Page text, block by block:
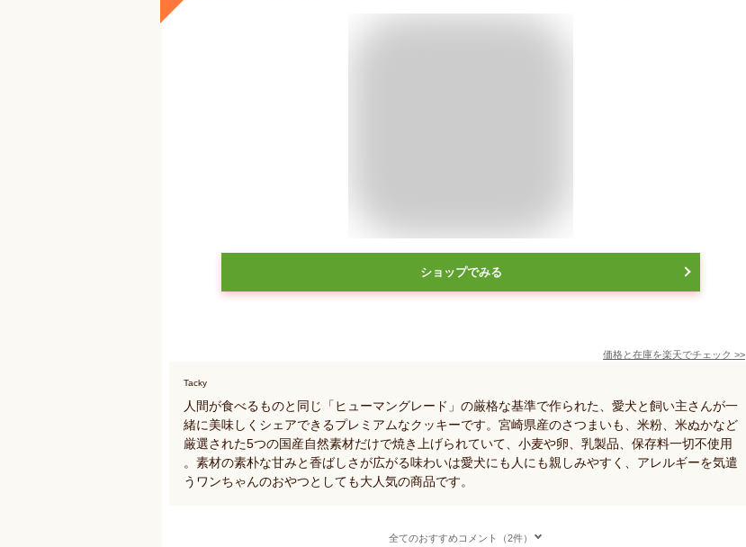
ショップでみる
価格と在庫を楽天でチェック >>
Tacky
人間が食べるものと同じ「ヒューマングレード」の厳格な基準で作られた、愛犬と飼い主さんが一
緒に美味しくシェアできるプレミアムなクッキーです。宮崎県産のさつまいも、米粉、米ぬかなど
厳選された5つの国産自然素材だけで焼き上げられていて、小麦や卵、乳製品、保存料一切不使用
。素材の素朴な甘みと香ばしさが広がる味わいは愛犬にも人にも親しみやすく、アレルギーを気遣
うワンちゃんのおやつとしても大人気の商品です。
全てのおすすめコメント（2件）